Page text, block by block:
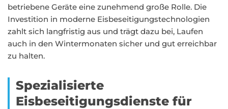
betriebene Geräte eine zunehmend große Rolle. Die
Investition in moderne Eisbeseitigungstechnologien
zahlt sich langfristig aus und trägt dazu bei, Laufen
auch in den Wintermonaten sicher und gut erreichbar
zu halten.
Spezialisierte
Eisbeseitigungsdienste für